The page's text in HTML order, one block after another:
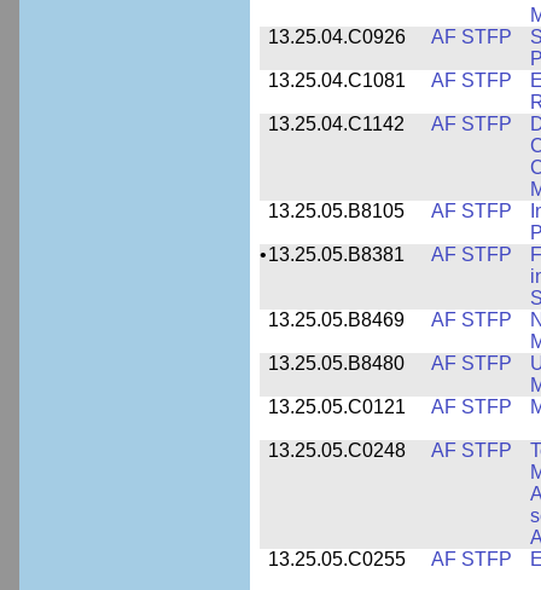
13.25.04.C0926
AF STFP
13.25.04.C1081
AF STFP
13.25.04.C1142
AF STFP
13.25.05.B8105
AF STFP
•13.25.05.B8381 AF STFP
13.25.05.B8469
AF STFP
13.25.05.B8480
AF STFP
13.25.05.C0121
AF STFP
13.25.05.C0248 AF STFP
13.25.05.C0255
AF STFP